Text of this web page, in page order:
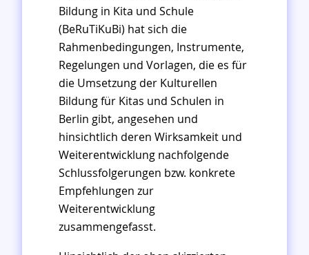
Bildung in Kita und Schule
(BeRuTiKuBi) hat sich die
Rahmenbedingungen, Instrumente,
Regelungen und Vorlagen, die es für
die Umsetzung der Kulturellen
Bildung für Kitas und Schulen in
Berlin gibt, angesehen und
hinsichtlich deren Wirksamkeit und
Weiterentwicklung nachfolgende
Schlussfolgerungen bzw. konkrete
Empfehlungen zur
Weiterentwicklung
zusammengefasst.